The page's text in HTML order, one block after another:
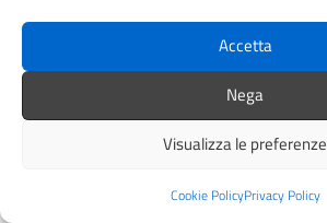
Accetta
Nega
Visualizza le preferenze
Cookie PolicyPrivacy Policy
Trasferimento sede di
seggio elettorale – Sezione
1